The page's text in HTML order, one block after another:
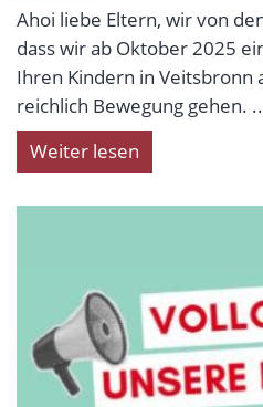
Ahoi liebe Eltern, wir von
dass wir ab Oktober 2025
Ihren Kindern in
reichlich Bewegung gehen.
Weiter lesen